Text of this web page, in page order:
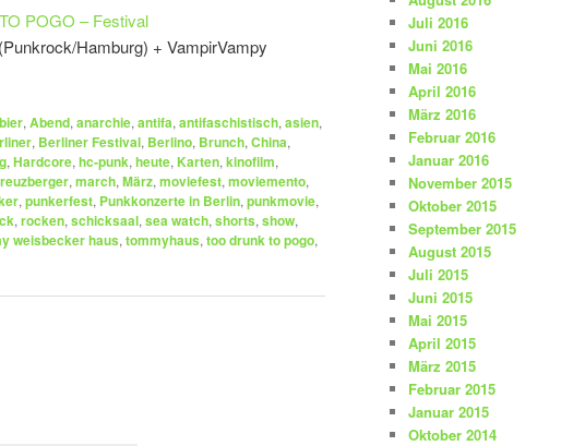
POGO – Festival
Hamburg) + VampirVampy
, Abend, anarchie, antifa, antifaschistisch, asien,
, Berliner Festival, Berlino, Brunch, China,
, Hardcore, hc-punk, heute, Karten, kinofilm,
, march, März, moviefest, moviemento,
, punkerfest, Punkkonzerte in Berlin, punkmovie,
, rocken, schicksaal, sea watch, shorts, show,
weisbecker haus, tommyhaus, too drunk to pogo,
Juli 2016
Juni 2016
Mai 2016
April 2016
März 2016
Februar 2016
Januar 2016
November 2015
Oktober 2015
September 2015
August 2015
Juli 2015
Juni 2015
Mai 2015
April 2015
März 2015
Februar 2015
Januar 2015
Oktober 2014